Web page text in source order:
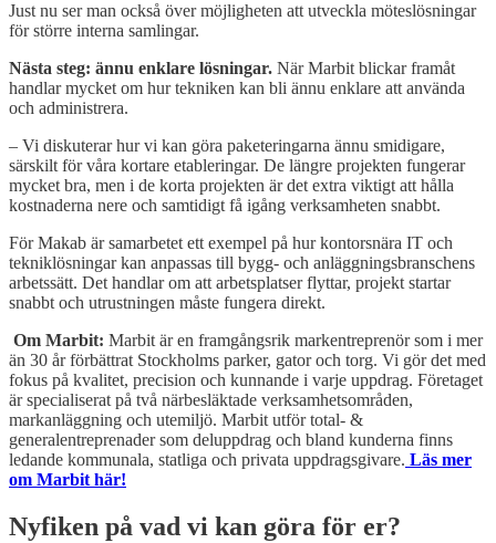
Just nu ser man också över möjligheten att utveckla möteslösningar
för större interna samlingar.
Nästa steg: ännu enklare lösningar. När Marbit blickar framåt
handlar mycket om hur tekniken kan bli ännu enklare att använda
och administrera.
– Vi diskuterar hur vi kan göra paketeringarna ännu smidigare,
särskilt för våra kortare etableringar. De längre projekten fungerar
mycket bra, men i de korta projekten är det extra viktigt att hålla
kostnaderna nere och samtidigt få igång verksamheten snabbt.
För Makab är samarbetet ett exempel på hur kontorsnära IT och
tekniklösningar kan anpassas till bygg- och anläggningsbranschens
arbetssätt. Det handlar om att arbetsplatser flyttar, projekt startar
snabbt och utrustningen måste fungera direkt.
Om Marbit: Marbit är en framgångsrik markentreprenör som i mer
än 30 år förbättrat Stockholms parker, gator och torg. Vi gör det med
fokus på kvalitet, precision och kunnande i varje uppdrag. Företaget
är specialiserat på två närbesläktade verksamhetsområden,
markanläggning och utemiljö. Marbit utför total- &
generalentreprenader som deluppdrag och bland kunderna finns
ledande kommunala, statliga och privata uppdragsgivare. Läs mer
om Marbit här!
Nyfiken på vad vi kan göra för er?